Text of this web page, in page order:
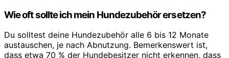
Wie oft sollte ich mein Hundezubehör ersetzen?
Du solltest deine Hundezubehör alle 6 bis 12 Monate
austauschen, je nach Abnutzung. Bemerkenswert ist,
dass etwa 70 % der Hundebesitzer nicht erkennen, dass